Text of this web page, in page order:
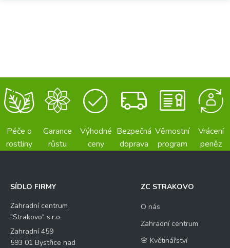
Péče o
rostliny
Garance
růstu
Výhodné
ceny
Bezpečná
doprava
Věrnostní
program
Vrácení
peněz
SÍDLO FIRMY
Zahradní centrum
"Strakovo" s.r.o
Zahradní 459
593 01 Bystřice nad
ZC STRAKOVO
O nás
Zahradní centrum
🌸 Květinářství